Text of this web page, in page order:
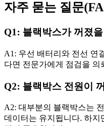
자주 묻는 질문
Q1: 블랙박스가 꺼졌
A1: 우선 배터리와 전선 연
다면 전문가에게 점검을 의
Q2: 블랙박스 전원이
A2: 대부분의 블랙박스는
데이터는 유지됩니다. 하지